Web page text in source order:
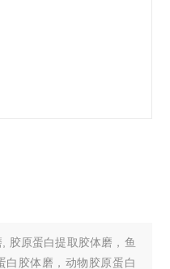
胶原蛋白提取胶体磨，鱼
白胶体磨，动物胶原蛋白